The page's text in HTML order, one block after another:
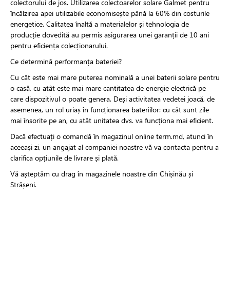
colectorului de jos. Utilizarea colectoarelor solare Galmet pentru
încălzirea apei utilizabile economisește până la 60% din costurile
energetice. Calitatea înaltă a materialelor și tehnologia de
producție dovedită au permis asigurarea unei garanții de 10 ani
pentru eficiența colecționarului.
Ce determină performanța bateriei?
Cu cât este mai mare puterea nominală a unei baterii solare pentru
o casă, cu atât este mai mare cantitatea de energie electrică pe
care dispozitivul o poate genera. Deși activitatea vedetei joacă, de
asemenea, un rol uriaș în funcționarea bateriilor: cu cât sunt zile
mai însorite pe an, cu atât unitatea dvs. va funcționa mai eficient.
Dacă efectuați o comandă în magazinul online term.md, atunci în
aceeași zi, un angajat al companiei noastre vă va contacta pentru a
clarifica opțiunile de livrare și plată.
Vă așteptăm cu drag în magazinele noastre din Chișinău și
Strășeni.